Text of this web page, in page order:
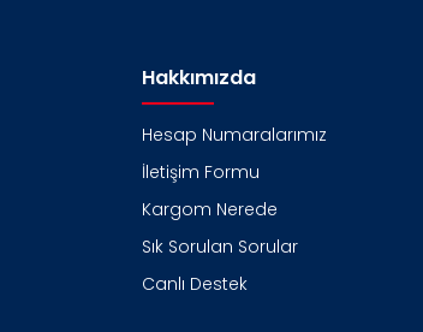
Hakkımızda
Hesap Numaralarımız
İletişim Formu
Kargom Nerede
Sık Sorulan Sorular
Canlı Destek